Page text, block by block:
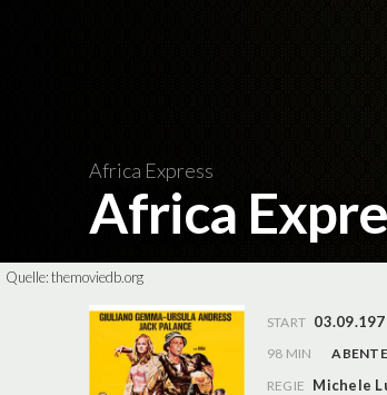
Africa Express
Africa
Quelle:themoviedb.org
START
98 MIN
REGIE Michele